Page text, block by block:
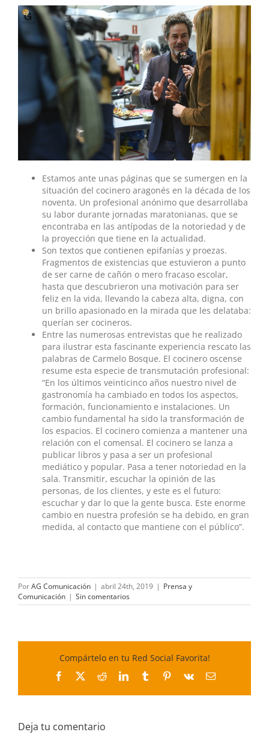
Estamos ante unas páginas que se sumergen en la
situación del cocinero aragonés en la década de los
noventa. Un profesional anónimo que desarrollaba
su labor durante jornadas maratonianas, que se
encontraba en las antípodas de la notoriedad y de
la proyección que tiene en la actualidad.
Son textos que contienen epifanías y proezas.
Fragmentos de existencias que estuvieron a punto
de ser carne de cañón o mero fracaso escolar,
hasta que descubrieron una motivación para ser
feliz en la vida, llevando la cabeza alta, digna, con
un brillo apasionado en la mirada que les delataba:
querían ser cocineros.
Entre las numerosas entrevistas que he realizado
para ilustrar esta fascinante experiencia rescato las
palabras de Carmelo Bosque. El cocinero oscense
resume esta especie de transmutación profesional:
“En los últimos veinticinco años nuestro nivel de
gastronomía ha cambiado en todos los aspectos,
formación, funcionamiento e instalaciones. Un
cambio fundamental ha sido la transformación de
los espacios. El cocinero comienza a mantener una
relación con el comensal. El cocinero se lanza a
publicar libros y pasa a ser un profesional
mediático y popular. Pasa a tener notoriedad en la
sala. Transmitir, escuchar la opinión de las
personas, de los clientes, y este es el futuro:
escuchar y dar lo que la gente busca. Este enorme
cambio en nuestra profesión se ha debido, en gran
medida, al contacto que mantiene con el público”.
PorAG Comunicación | abril 24th, 2019 | Prensa y
Comunicación | Sin comentarios
Compártelo en tu Red Social Favorita!
Facebook
X RedditLinkedInTumblrPinterest
Vk
Correo
Deja tu comentario